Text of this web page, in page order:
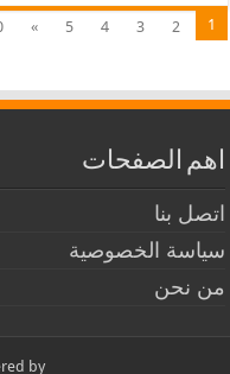
1
2
3
4
5
»
اهم الصفحات
اتصل بنا
سياسة الخصوصية
من نحن
by